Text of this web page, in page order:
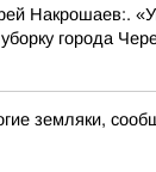
Накрошаев:.
города
земляки,